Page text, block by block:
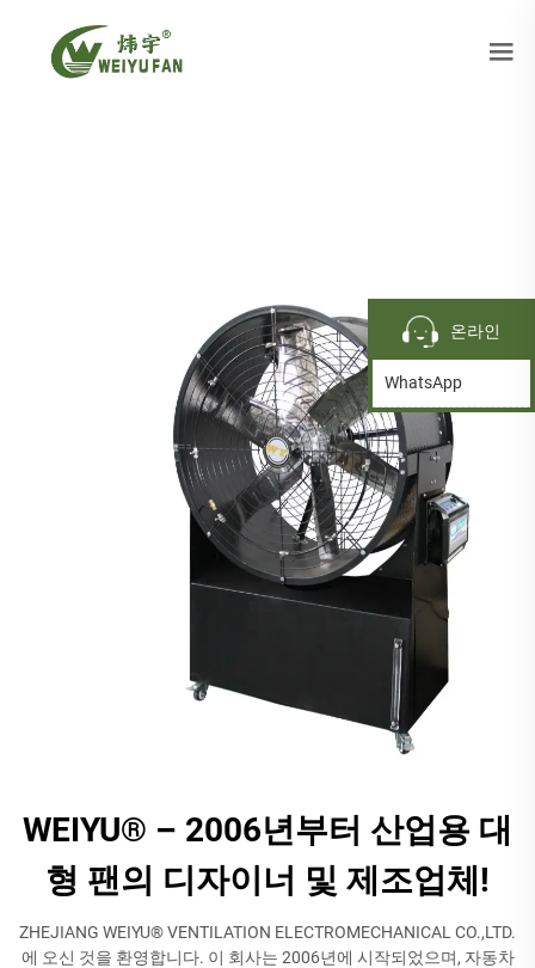
WEIYU® – 2006년부터 산업용 대
형 팬의 디자이너 및 제조업체!
ZHEJIANG WEIYU® VENTILATION ELECTROMECHANICAL CO.,LTD.
에 오신 것을 환영합니다. 이 회사는 2006년에 시작되었으며, 자동차
온라인
WhatsApp